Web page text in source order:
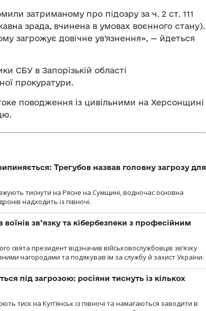
затриманому про підозру за ч. 2 ст. 111
зрада, вчинена в умовах воєнного стану).
загрожує довічне ув’язнення», — йдеться
СБУ в Запорізькій області
прокуратури.
поводження із цивільними на Херсонщині
Трегубов назвав головну загрозу для
тиснути на Рясне на Сумщині, водночас основна
надходить із півночі.
воїнів зв’язку та кібербезпеки з професійним
свята президент відзначив військовослужбовців зв’язку
нагородами та подякував їм за службу й захист України.
під загрозою: росіяни тиснуть із кількох
тиск на Куп’янськ із півночі та намагаються заводити в